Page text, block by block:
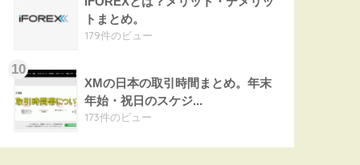
トまとめ。
179件のビュー
XMの日本の取引時間まとめ。年末
年始・祝日のスケジ...
173件のビュー